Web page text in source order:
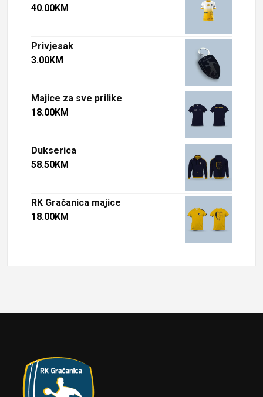
40.00KM
Privjesak
3.00KM
Majice za sve prilike
18.00KM
Dukserica
58.50KM
RK Gračanica majice
18.00KM